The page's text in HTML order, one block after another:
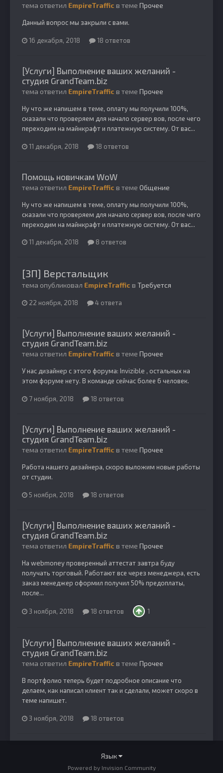
тема ответил EmpireTraffic в теме Прочее
Данный вопрос мы закрыли с вами.
16 декабря, 2018 18 ответов
[Услуги] Выполнение ваших желаний -
студия GrandTeam.biz
тема ответил EmpireTraffic в теме Прочее
Ну что же напишем в теме, оплату мы получили 100%,
сказали что проверяем для начало сервер вов, после чего
переходим на майнкрафт и платежную систему. От вас...
11 декабря, 2018 18 ответов
Помощь новичкам WoW
тема ответил EmpireTraffic в теме Общение
Ну что же напишем в теме, оплату мы получили 100%,
сказали что проверяем для начало сервер вов, после чего
переходим на майнкрафт и платежную систему. От вас...
11 декабря, 2018 8 ответов
[ЗП] Верстальщик
тема опубликовал EmpireTraffic в Требуется
22 ноября, 2018 4 ответа
[Услуги] Выполнение ваших желаний -
студия GrandTeam.biz
тема ответил EmpireTraffic в теме Прочее
У нас дизайнер с этого форума: Invizible , остальных на
этом форуме нету. В команде сейчас более 6 человек.
7 ноября, 2018 18 ответов
[Услуги] Выполнение ваших желаний -
студия GrandTeam.biz
тема ответил EmpireTraffic в теме Прочее
Работа нашего дизайнера, скоро выложим новые работы
от студии.
5 ноября, 2018 18 ответов
[Услуги] Выполнение ваших желаний -
студия GrandTeam.biz
тема ответил EmpireTraffic в теме Прочее
На webmoney проверенный аттестат завтра буду
получать торговый. Работают все через менеджера, есть
заказ менеджер оформил получил 50% предоплаты,
после...
3 ноября, 2018 18 ответов 1
[Услуги] Выполнение ваших желаний -
студия GrandTeam.biz
тема ответил EmpireTraffic в теме Прочее
В портфолио теперь будет подробное описание что
делаем, как написал клиент так и сделали, может скоро в
теме напишет.
3 ноября, 2018 18 ответов
Язык
Powered by Invision Community